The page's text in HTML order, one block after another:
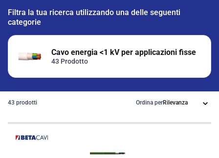
Filtra la tua ricerca utilizzando una delle seguenti
categorie
Cavo energia <1 kV per applicazioni fisse
43 Prodotto
43 prodotti Ordina per